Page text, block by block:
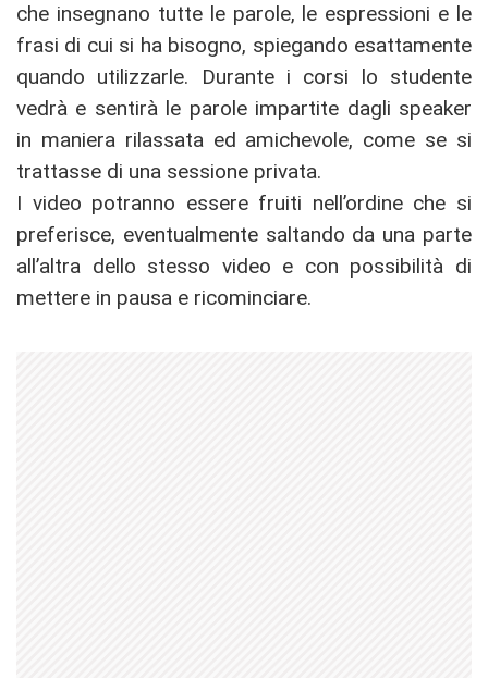
che insegnano tutte le parole, le espressioni e le
frasi di cui si ha bisogno, spiegando esattamente
quando utilizzarle. Durante i corsi lo studente
vedrà e sentirà le parole impartite dagli speaker
in maniera rilassata ed amichevole, come se si
trattasse di una sessione privata.
I video potranno essere fruiti nell’ordine che si
preferisce, eventualmente saltando da una parte
all’altra dello stesso video e con possibilità di
mettere in pausa e ricominciare.